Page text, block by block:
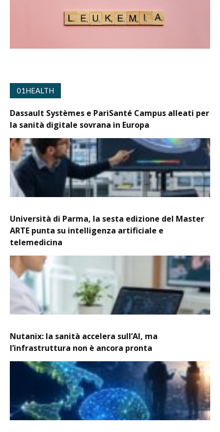
01HEALTH
Dassault Systèmes e PariSanté Campus alleati per
la sanità digitale sovrana in Europa
Università di Parma, la sesta edizione del Master
ARTE punta su intelligenza artificiale e
telemedicina
Nutanix: la sanità accelera sull’AI, ma
l’infrastruttura non è ancora pronta